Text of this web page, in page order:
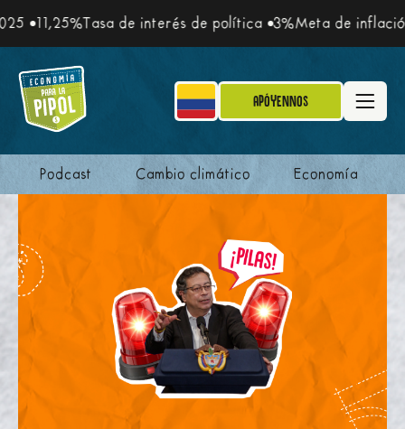
11,25%Tasa de interés de política 3%Meta de inflación
Apóyennos
Podcast Cambio climático Economía